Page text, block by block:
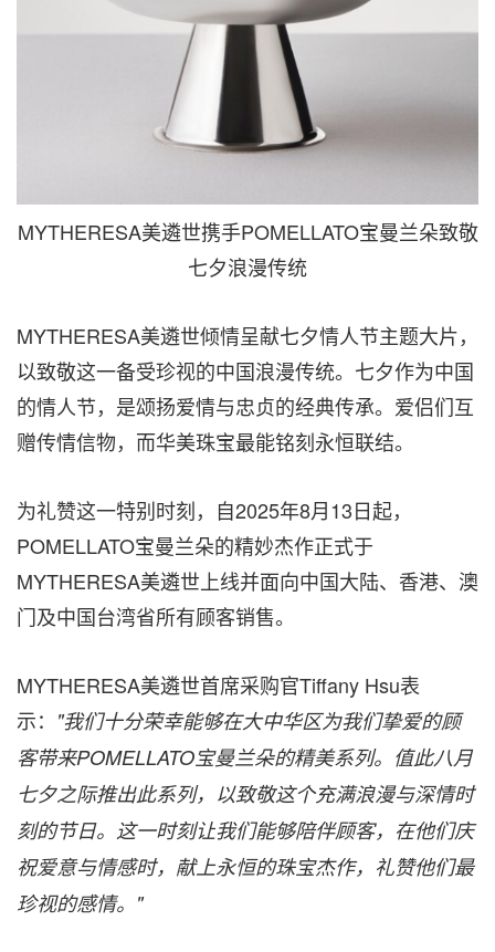
MYTHERESA美遴世携手POMELLATO宝曼兰朵致敬
七夕浪漫传统
MYTHERESA美遴世倾情呈献七夕情人节主题大片，
以致敬这一备受珍视的中国浪漫传统。七夕作为中国
的情人节，是颂扬爱情与忠贞的经典传承。爱侣们互
赠传情信物，而华美珠宝最能铭刻永恒联结。
为礼赞这一特别时刻，自2025年8月13日起，
POMELLATO宝曼兰朵的精妙杰作正式于
MYTHERESA美遴世上线并面向中国大陆、香港、澳
门及中国台湾省所有顾客销售。
MYTHERESA美遴世首席采购官Tiffany Hsu表
示： "我们十分荣幸能够在大中华区为我们挚爱的顾
客带来POMELLATO宝曼兰朵的精美系列。值此八月
七夕之际推出此系列，以致敬这个充满浪漫与深情时
刻的节日。这一时刻让我们能够陪伴顾客，在他们庆
祝爱意与情感时，献上永恒的珠宝杰作，礼赞他们最
珍视的感情。 "